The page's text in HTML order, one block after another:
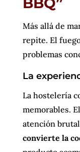
Más allá de
repite. El
problemas
La
La hostelería
memorables.
atención
convierte la